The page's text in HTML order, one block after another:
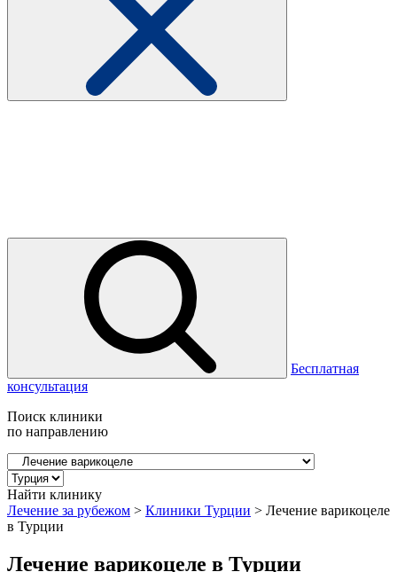
Бесплатная
консультация
Поиск клиники
по направлению
Найти клинику
Лечение за рубежом > Клиники Турции > Лечение варикоцеле
в Турции
Лечение варикоцеле в Турции